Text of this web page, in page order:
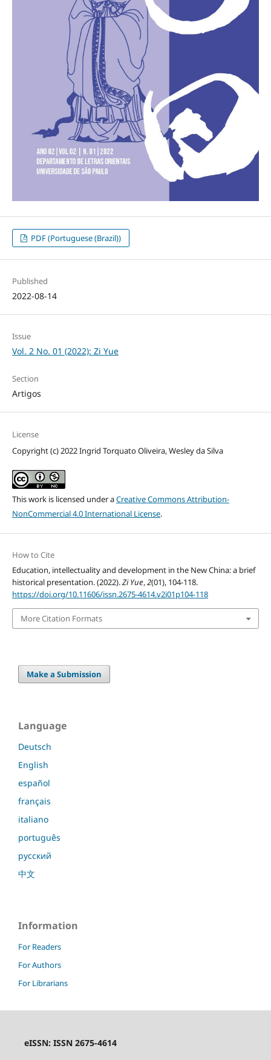
PDF (Portuguese (Brazil))
Published
2022-08-14
Issue
Vol. 2 No. 01 (2022): Zi Yue
Section
Artigos
License
Copyright (c) 2022 Ingrid Torquato Oliveira, Wesley da Silva
This work is licensed under aCreative Commons Attribution-
NonCommercial 4.0 International License.
How to Cite
Education, intellectuality and development in the New China: a brief
historical presentation. (2022).Zi Yue,2(01), 104-118.
https://doi.org/10.11606/issn.2675-4614.v2i01p104-118
More Citation Formats
Make a Submission
Language
Deutsch
English
español
français
italiano
português
русский
中文
Information
For Readers
For Authors
For Librarians
eISSN: ISSN 2675-4614